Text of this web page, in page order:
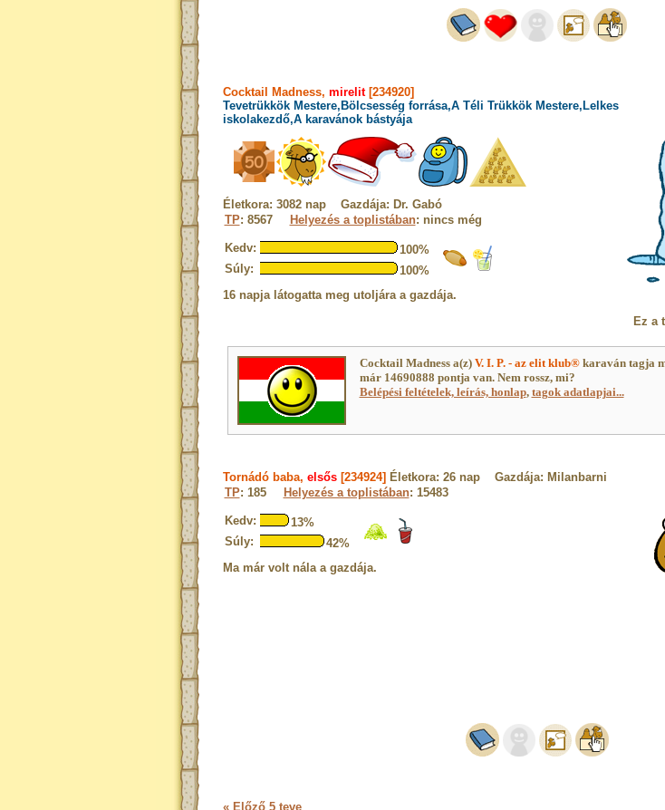
Cocktail Madness, mirelit[234920]
Tevetrükkök Mestere,Bölcsesség forrása,A Téli Trükkök Mestere,Lelkes
iskolakezdő,A karavánok bástyája
Életkora: 3082 nap Gazdája: Dr. Gabó
TP: 8567 Helyezés a toplistában: nincs még
Kedv:
100%
Súly:
100%
16 napja látogatta meg utoljára a gazdája.
Ez a
Cocktail Madness a(z) V. I. P. - az elit klub®karaván tagja
már 14690888 pontja van. Nem rossz, mi?
Belépési feltételek, leírás, honlap, tagok adatlapjai...
Tornádó baba, elsős[234924] Életkora: 26 nap Gazdája: Milanbarni
TP: 185 Helyezés a toplistában: 15483
Kedv:
13%
Súly:
42%
Ma már volt nála a gazdája.
« Előző 5 teve